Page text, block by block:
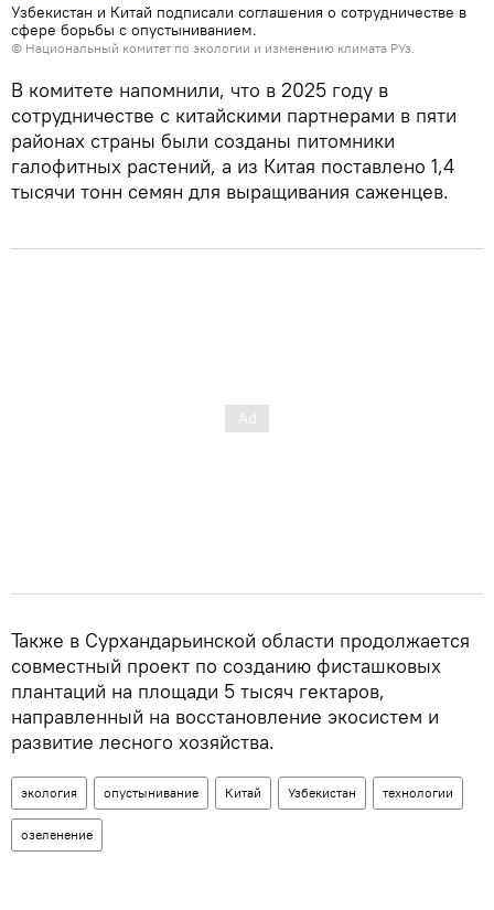
Узбекистан и Китай подписали соглашения о сотрудничестве в
сфере борьбы с опустыниванием.
© Национальный комитет по экологии и изменению климата РУз.
В комитете напомнили, что в 2025 году в
сотрудничестве с китайскими партнерами в пяти
районах страны были созданы питомники
галофитных растений, а из Китая поставлено 1,4
тысячи тонн семян для выращивания саженцев.
Также в Сурхандарьинской области продолжается
совместный проект по созданию фисташковых
плантаций на площади 5 тысяч гектаров,
направленный на восстановление экосистем и
развитие лесного хозяйства.
экология опустынивание Китай Узбекистан технологии
озеленение